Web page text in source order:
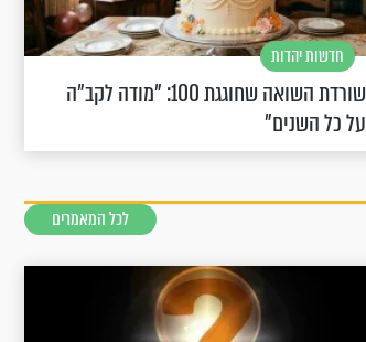
חדשות יהדות
שורדת השואה שחוגגת 100: "מודה לקב"ה
על כל השנים"
לכל המאמרים